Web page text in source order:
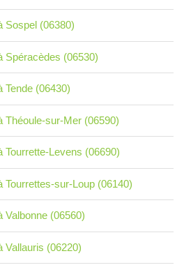
Sospel (06380)
Spéracèdes (06530)
Tende (06430)
Théoule-sur-Mer (06590)
Tourrette-Levens (06690)
Tourrettes-sur-Loup (06140)
Valbonne (06560)
Vallauris (06220)